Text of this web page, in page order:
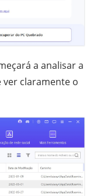
a analisar a
ver claramente o